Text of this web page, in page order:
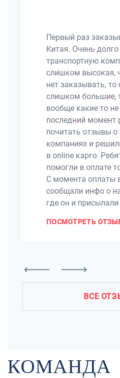
Первый раз
Китая. Очень
транспортную
слишком высокая,
нет заказывать, то
слишком большие,
вообще какие то
последний момент
почитать отзывы о
компаниях и
в online карго.
помогли в оплате
С момента оплаты
сообщали инфо о
где он и присылали
ПОСМОТРЕТЬ
ВСЕ
КОМАНДА